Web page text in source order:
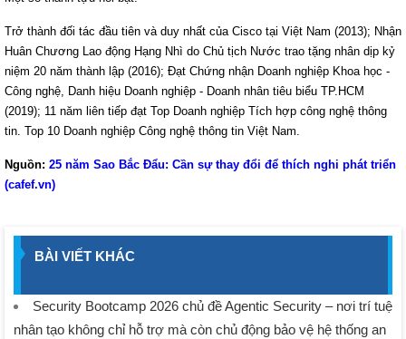
Trở thành đối tác đầu tiên và duy nhất của Cisco tại Việt Nam (2013); Nhận
Huân Chương Lao động Hạng Nhì do Chủ tịch Nước trao tặng nhân dịp kỷ
niệm 20 năm thành lập (2016); Đạt Chứng nhận Doanh nghiệp Khoa học -
Công nghệ, Danh hiệu Doanh nghiệp - Doanh nhân tiêu biểu TP.HCM
(2019); 11 năm liên tiếp đạt Top Doanh nghiệp Tích hợp công nghệ thông
tin. Top 10 Doanh nghiệp Công nghệ thông tin Việt Nam.
Nguồn: 25 năm Sao Bắc Đẩu: Cần sự thay đổi để thích nghi phát triển
(cafef.vn)
BÀI VIẾT KHÁC
Security Bootcamp 2026 chủ đề Agentic Security – nơi trí tuệ
nhân tạo không chỉ hỗ trợ mà còn chủ động bảo vệ hệ thống an